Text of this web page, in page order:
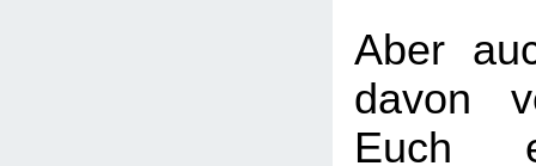
Aber
davon
Euch